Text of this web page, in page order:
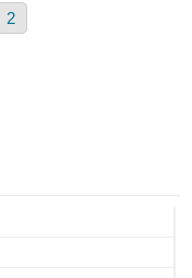
2